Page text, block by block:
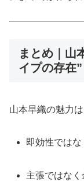
まとめ｜山
イプの存在”
山本早織の魅力は
即効性ではな
主張ではなく